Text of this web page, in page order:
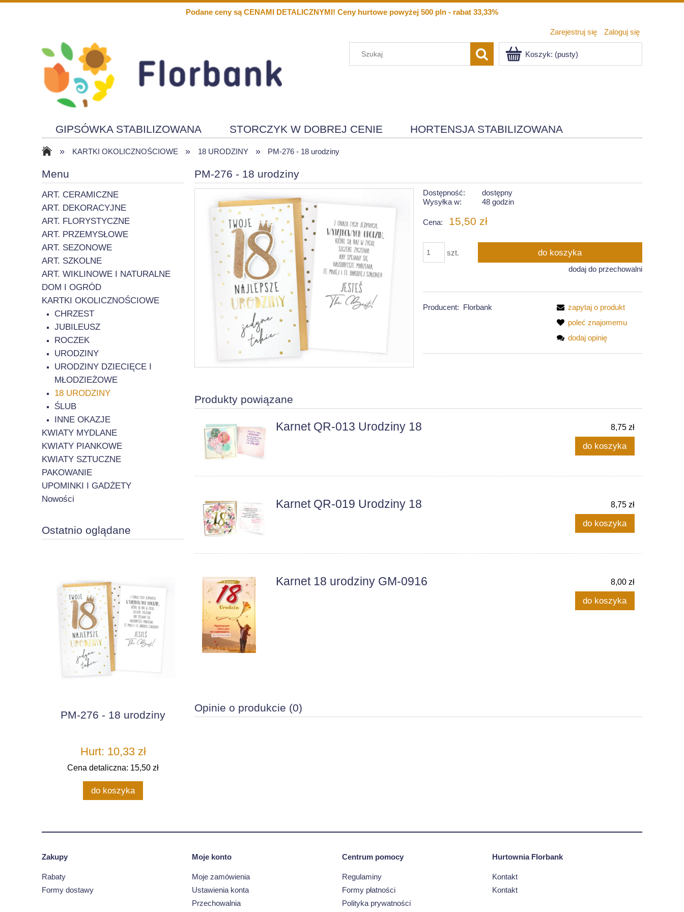
Podane ceny są CENAMI DETALICZNYMI! Ceny hurtowe powyżej 500 pln - rabat 33,33%
Zarejestruj się Zaloguj się
Koszyk: (pusty)
GIPSÓWKA STABILIZOWANA STORCZYK W DOBREJ CENIE HORTENSJA STABILIZOWANA
KWIATY PIANKOWE SOLARY Menu Nowości
» KARTKI OKOLICZNOŚCIOWE » 18 URODZINY » PM-276 - 18 urodziny
Menu
ART. CERAMICZNE
ART. DEKORACYJNE
ART. FLORYSTYCZNE
ART. PRZEMYSŁOWE
ART. SEZONOWE
ART. SZKOLNE
ART. WIKLINOWE I NATURALNE
DOM I OGRÓD
KARTKI OKOLICZNOŚCIOWE
CHRZEST
JUBILEUSZ
ROCZEK
URODZINY
URODZINY DZIECIĘCE I
MŁODZIEŻOWE
18 URODZINY
ŚLUB
INNE OKAZJE
KWIATY MYDLANE
KWIATY PIANKOWE
KWIATY SZTUCZNE
PAKOWANIE
UPOMINKI I GADŻETY
Nowości
Ostatnio oglądane
PM-276 - 18 urodziny
Hurt: 10,33 zł
Cena detaliczna: 15,50 zł
do koszyka
PM-276 - 18 urodziny
Dostępność:
dostępny
Wysyłka w:
48 godzin
Cena: 15,50 zł
szt. do koszyka
dodaj do przechowalni
Producent: Florbank
zapytaj o produkt
poleć znajomemu
dodaj opinię
Produkty powiązane
Karnet QR-013 Urodziny 18 8,75 zł
do koszyka
Karnet QR-019 Urodziny 18 8,75 zł
do koszyka
Karnet 18 urodziny GM-0916 8,00 zł
do koszyka
Opinie o produkcie (0)
Zakupy
Rabaty
Formy dostawy
Moje konto
Moje zamówienia
Ustawienia konta
Przechowalnia
Centrum pomocy
Regulaminy
Formy płatności
Polityka prywatności
Hurtownia Florbank
Kontakt
Kontakt